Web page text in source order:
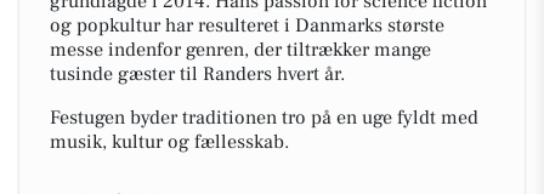
og popkultur har resulteret i Danmarks største
messe indenfor genren, der tiltrækker mange
tusinde gæster til Randers hvert år.
Festugen byder traditionen tro på en uge fyldt med
musik, kultur og fællesskab.